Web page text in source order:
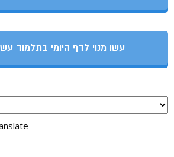
עשו מנוי לדף היומי בתלמוד